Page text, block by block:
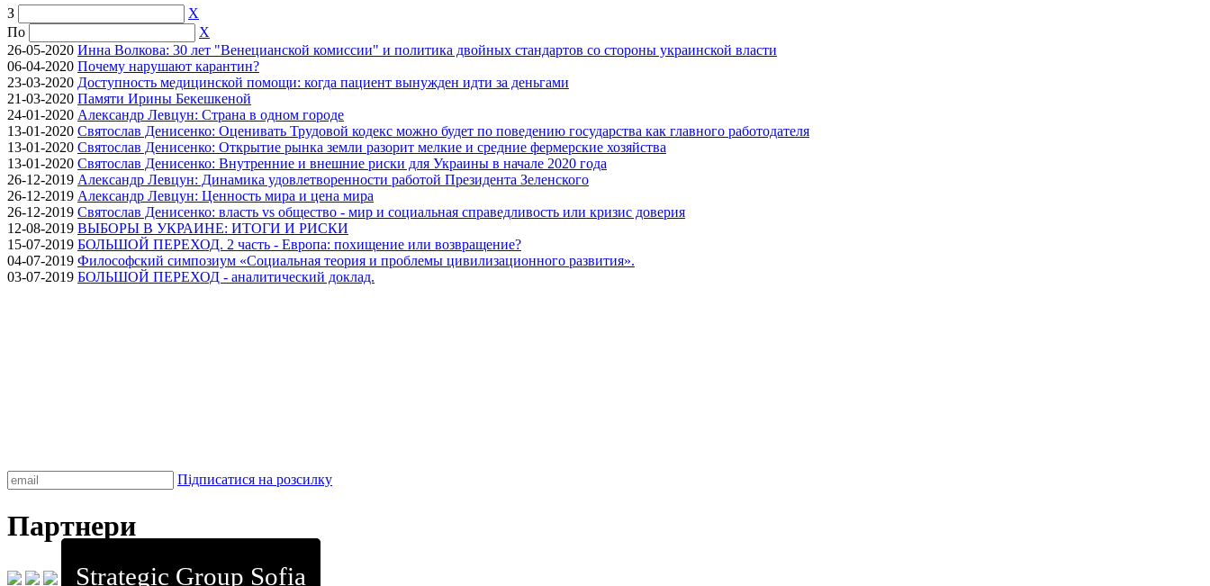
З
X
По
X
26-05-2020 Инна Волкова: 30 лет "Венецианской комиссии" и политика двойных стандартов со стороны украинской власти
06-04-2020 Почему нарушают карантин?
23-03-2020 Доступность медицинской помощи: когда пациент вынужден идти за деньгами
21-03-2020 Памяти Ирины Бекешкеной
24-01-2020 Александр Левцун: Страна в одном городе
13-01-2020 Святослав Денисенко: Оценивать Трудовой кодекс можно будет по поведению государства как главного работодателя
13-01-2020 Святослав Денисенко: Открытие рынка земли разорит мелкие и средние фермерские хозяйства
13-01-2020 Святослав Денисенко: Внутренние и внешние риски для Украины в начале 2020 года
26-12-2019 Александр Левцун: Динамика удовлетворенности работой Президента Зеленского
26-12-2019 Александр Левцун: Ценность мира и цена мира
26-12-2019 Святослав Денисенко: власть vs общество - мир и социальная справедливость или кризис доверия
12-08-2019 ВЫБОРЫ В УКРАИНЕ: ИТОГИ И РИСКИ
15-07-2019 БОЛЬШОЙ ПЕРЕХОД. 2 часть - Европа: похищение или возвращение?
04-07-2019 Философский симпозиум «Социальная теория и проблемы цивилизационного развития».
03-07-2019 БОЛЬШОЙ ПЕРЕХОД - аналитический доклад.
Підписатися на розсилку
Партнери
Strategic Group Sofia